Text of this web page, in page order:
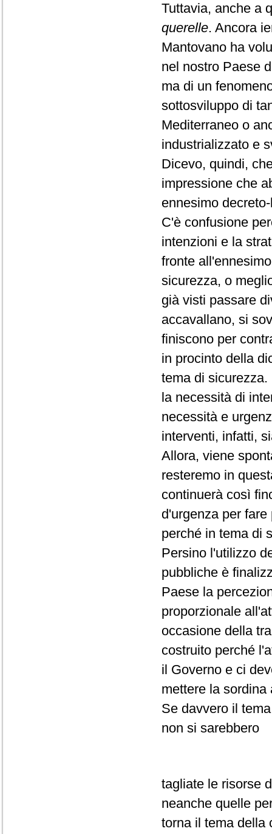
Tuttavia, anche a
querelle. Ancora
Mantovano ha
nel nostro Paese
ma di un
sottosviluppo di
Mediterraneo o
industrializzato e
Dicevo, quindi,
impressione che
ennesimo
C'è confusione
intenzioni e la
fronte
sicurezza, o
già visti passare
accavallano, si
finiscono per
in procinto della
tema di
la necessità di
necessità e
interventi, infatti,
Allora, viene
resteremo in
continuerà così
d'urgenza per
perché in tema di
Persino l'utilizzo
pubbliche è
Paese la
proporzionale
occasione della
costruito perché
il Governo e ci
mettere la
Se davvero il
non si sarebbero
tagliate le risorse
neanche quelle
torna il tema della